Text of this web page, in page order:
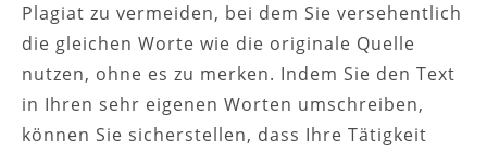
Plagiat zu vermeiden, bei dem Sie versehentlich
die gleichen Worte wie die originale Quelle
nutzen, ohne es zu merken. Indem Sie den Text
in Ihren sehr eigenen Worten umschreiben,
können Sie sicherstellen, dass Ihre Tätigkeit